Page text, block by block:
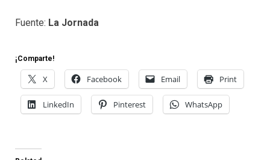
Fuente: La Jornada
¡Comparte!
X Facebook Email Print
LinkedIn Pinterest WhatsApp